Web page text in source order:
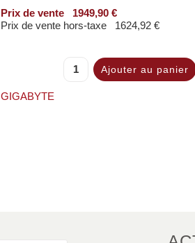
Prix ​​de vente
1949,90 €
Prix de vente hors-taxe
1624,92 €
GIGABYTE